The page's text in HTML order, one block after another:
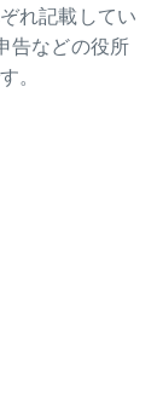
れ記載してい
告などの役所
。